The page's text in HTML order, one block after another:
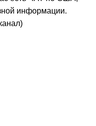
информации.